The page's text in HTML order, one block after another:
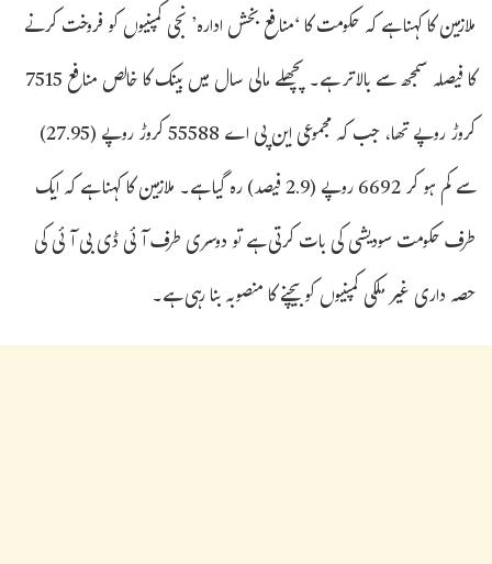
ملازمین کا کہنا ہے کہ حکومت کا ‘منافع بخش ادارہ’ نجی کمپنیوں کو فروخت کرنے
کا فیصلہ سمجھ سے بالاتر ہے۔ پچھلے مالی سال میں بینک کا خالص منافع 7515
کروڑ روپے تھا، جب کہ مجموعی این پی اے 55588 کروڑ روپے (27.95)
سے کم ہو کر 6692 روپے (2.9 فیصد) رہ گیا ہے۔ ملازمین کا کہنا ہے کہ ایک
طرف حکومت سودیشی کی بات کرتی ہے تو دوسری طرف آئی ڈی بی آئی کی
حصہ داری غیر ملکی کمپنیوں کو بیچنے کا منصوبہ بنا رہی ہے۔